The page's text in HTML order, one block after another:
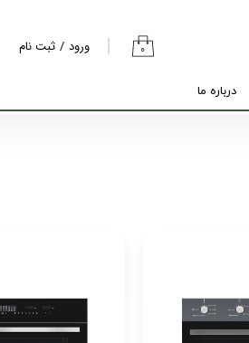
۰ ورود / ثبت نام
تغییر گذر واژه
درباره ما